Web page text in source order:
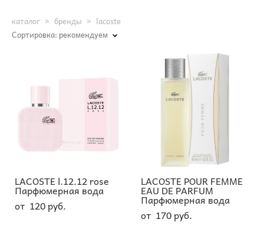
каталог > бренды > lacoste
Сортировка:рекомендуем
LACOSTE l.12.12 rose
Парфюмерная вода
от 120 pуб.
LACOSTE POUR FEMME
EAU DE PARFUM
Парфюмерная вода
от 170 pуб.